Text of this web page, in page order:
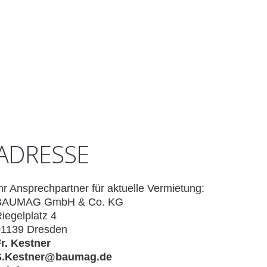
Ansprechpartner für aktuelle Vermietung:
GmbH & Co. KG
4
Dresden
Kestner